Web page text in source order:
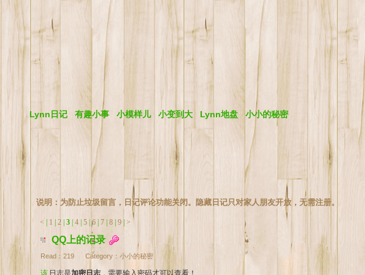
Lynn日记 有趣小事 小模样儿 小变到大 Lynn地盘 小小的秘密
说明：为防止垃圾留言，日记评论功能关闭。隐藏日记只对家人朋友开放，无需注册。
< 1 2 3 4 5 |6 7 8 9 >
QQ上的记录
Read： 219 Category： 小小的秘密
该日志是加密日志，需要输入密码才可以查看！